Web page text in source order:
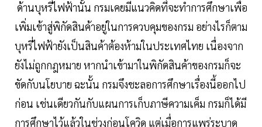
ด้านบุหรี่ไฟฟ้านั้น กรมเคยมีแนวคิดที่จะทำการศึกษาเพื่อ
เพิ่มเข้าสู่พิกัดสินค้าอยู่ในการควบคุมของกรม อย่างไรก็ตาม
บุหรี่ไฟฟ้ายังเป็นสินค้าต้องห้ามในประเทศไทย เนื่องจาก
ยังไม่ถูกกฎหมาย หากนำเข้ามาในพิกัดสินค้าของกรมก็จะ
ขัดกับนโยบาย ฉะนั้น กรมจึงชะลอการศึกษาเรื่องนี้ออกไป
ก่อน เช่นเดียวกันกับแผนการเก็บภาษีความเค็ม กรมก็ได้มี
การศึกษาไว้แล้วในช่วงก่อนโควิด แต่เมื่อการแพร่ระบาด